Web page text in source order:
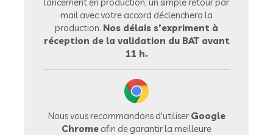
mail avec votre accord déclenchera la
production. Nos délais s’expriment à
réception de la validation du BAT avant
11 h.
Nous vous recommandons d'utiliserGoogle
Chrome afin de garantir la meilleure